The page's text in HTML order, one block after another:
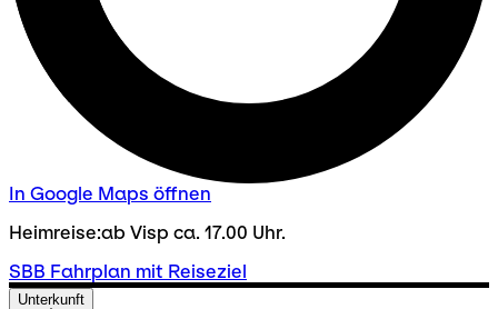
In Google Maps öffnen
Heimreise:ab Visp ca. 17.00 Uhr.
SBB Fahrplan mit Reiseziel
Unterkunft